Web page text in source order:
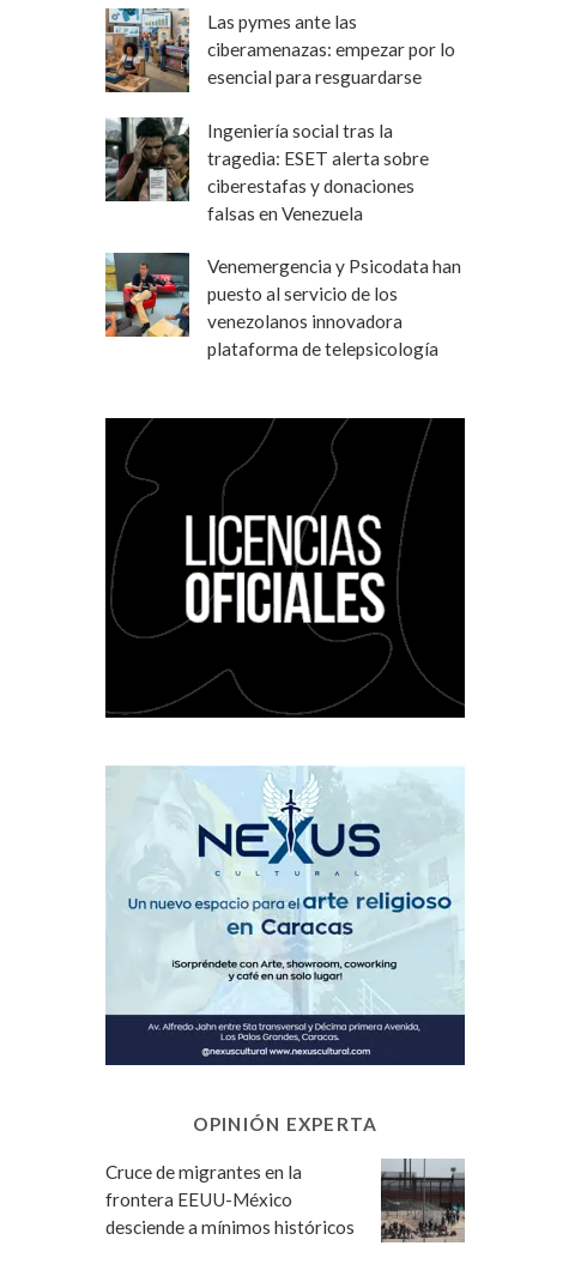
Las pymes ante las
ciberamenazas: empezar por lo
esencial para resguardarse
Ingeniería social tras la
tragedia: ESET alerta sobre
ciberestafas y donaciones
falsas en Venezuela
Venemergencia y Psicodata han
puesto al servicio de los
venezolanos innovadora
plataforma de telepsicología
OPINIÓN EXPERTA
Cruce de migrantes en la
frontera EEUU-México
desciende a mínimos históricos